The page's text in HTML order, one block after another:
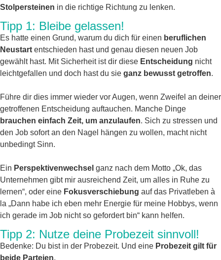
Stolpersteinen in die richtige Richtung zu lenken.
Tipp 1: Bleibe gelassen!
Es hatte einen Grund, warum du dich für einen beruflichen
Neustart entschieden hast und genau diesen neuen Job
gewählt hast. Mit Sicherheit ist dir diese Entscheidung nicht
leichtgefallen und doch hast du sie ganz bewusst getroffen.
Führe dir dies immer wieder vor Augen, wenn Zweifel an deiner
getroffenen Entscheidung auftauchen. Manche Dinge
brauchen einfach Zeit, um anzulaufen. Sich zu stressen und
den Job sofort an den Nagel hängen zu wollen, macht nicht
unbedingt Sinn.
Ein Perspektivenwechsel ganz nach dem Motto „Ok, das
Unternehmen gibt mir ausreichend Zeit, um alles in Ruhe zu
lernen“, oder eine Fokusverschiebung auf das Privatleben à
la „Dann habe ich eben mehr Energie für meine Hobbys, wenn
ich gerade im Job nicht so gefordert bin“ kann helfen.
Tipp 2: Nutze deine Probezeit sinnvoll!
Bedenke: Du bist in der Probezeit. Und eine Probezeit gilt für
beide Parteien.